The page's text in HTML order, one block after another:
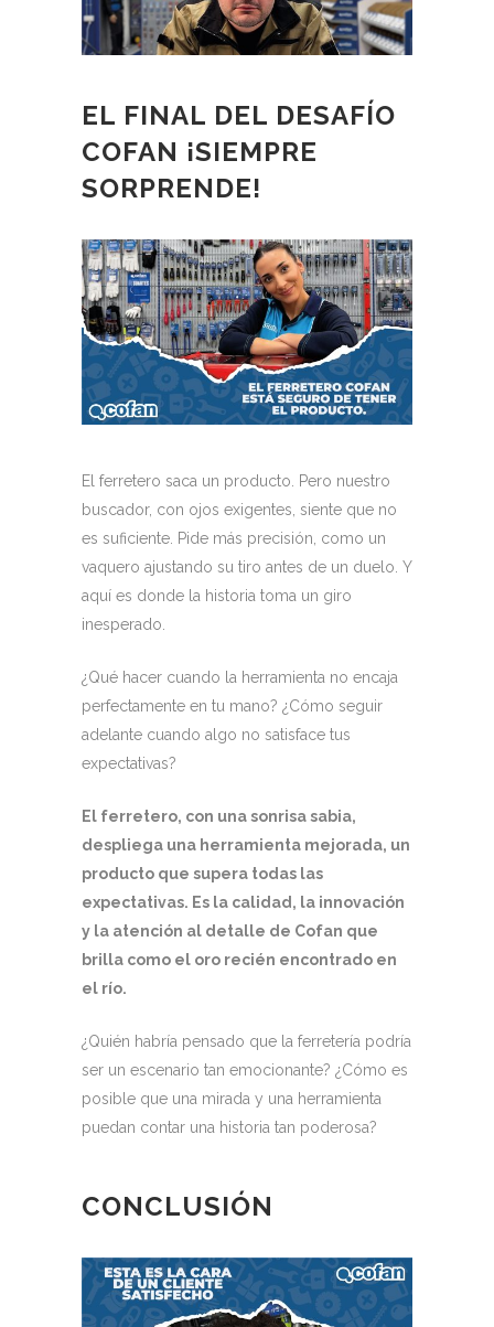
EL FINAL DEL DESAFÍO
COFAN ¡SIEMPRE
SORPRENDE!
El ferretero saca un producto. Pero nuestro
buscador, con ojos exigentes, siente que no
es suficiente. Pide más precisión, como un
vaquero ajustando su tiro antes de un duelo. Y
aquí es donde la historia toma un giro
inesperado.
¿Qué hacer cuando la herramienta no encaja
perfectamente en tu mano? ¿Cómo seguir
adelante cuando algo no satisface tus
expectativas?
El ferretero, con una sonrisa sabia,
despliega una herramienta mejorada, un
producto que supera todas las
expectativas. Es la calidad, la innovación
y la atención al detalle de Cofan que
brilla como el oro recién encontrado en
el río.
¿Quién habría pensado que la ferretería podría
ser un escenario tan emocionante? ¿Cómo es
posible que una mirada y una herramienta
puedan contar una historia tan poderosa?
CONCLUSIÓN